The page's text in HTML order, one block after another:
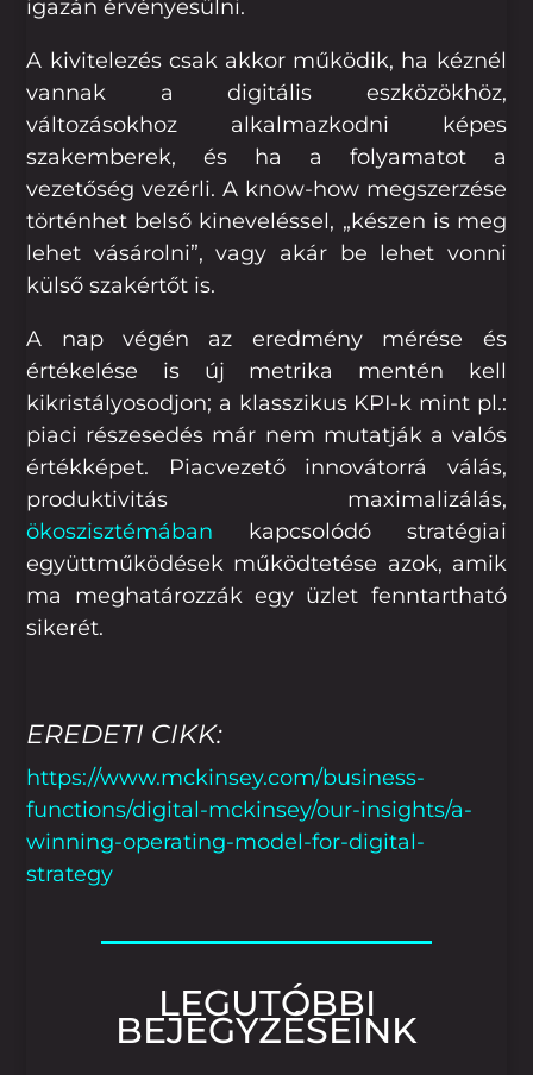
igazán érvényesülni.
A kivitelezés csak akkor működik, ha kéznél
vannak a digitális eszközökhöz,
változásokhoz alkalmazkodni képes
szakemberek, és ha a folyamatot a
vezetőség vezérli. A know-how megszerzése
történhet belső kineveléssel, „készen is meg
lehet vásárolni”, vagy akár be lehet vonni
külső szakértőt is.
A nap végén az eredmény mérése és
értékelése is új metrika mentén kell
kikristályosodjon; a klasszikus KPI-k mint pl.:
piaci részesedés már nem mutatják a valós
értékképet. Piacvezető innovátorrá válás,
produktivitás maximalizálás,
ökoszisztémában kapcsolódó stratégiai
együttműködések működtetése azok, amik
ma meghatározzák egy üzlet fenntartható
sikerét.
EREDETI CIKK:
https://www.mckinsey.com/business-
functions/digital-mckinsey/our-insights/a-
winning-operating-model-for-digital-
strategy
LEGUTÓBBI
BEJEGYZÉSEINK